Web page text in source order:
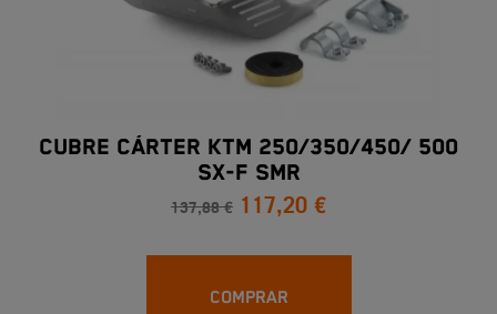
CUBRE CÁRTER KTM 250/350/450/ 500
SX-F SMR
137,88 € 117,20 €
COMPRAR